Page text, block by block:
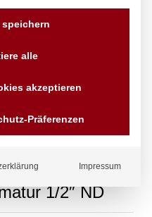
1/2″ ND
alle
akzeptieren
Präferenzen
Impressum